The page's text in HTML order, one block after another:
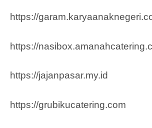
https://
https://
https://jajanpasar.my.id
https://grubikucatering.com